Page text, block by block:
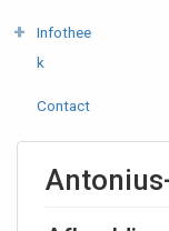
Infothee
k
Contact